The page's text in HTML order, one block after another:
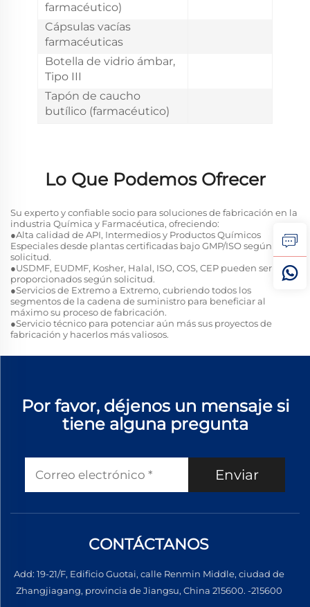
farmacéutico)
Cápsulas vacías
farmacéuticas
Botella de vidrio ámbar,
Tipo III
Tapón de caucho
butílico (farmacéutico)
Lo Que Podemos Ofrecer
Su experto y confiable socio para soluciones de fabricación en la
industria Química y Farmacéutica, ofreciendo:
●Alta calidad de API, Intermedios y Productos Químicos
Especiales desde plantas certificadas bajo GMP/ISO según
solicitud.
●USDMF, EUDMF, Kosher, Halal, ISO, COS, CEP pueden ser
proporcionados según solicitud.
●Servicios de Extremo a Extremo, cubriendo todos los
segmentos de la cadena de suministro para beneficiar al
máximo su proceso de fabricación.
●Servicio técnico para potenciar aún más sus proyectos de
fabricación y hacerlos más valiosos.
Por favor, déjenos un mensaje si
tiene alguna pregunta
Enviar
CONTÁCTANOS
Add: 19-21/F, Edificio Guotai, calle Renmin Middle, ciudad de
Zhangjiagang, provincia de Jiangsu, China 215600. -215600